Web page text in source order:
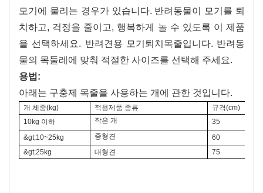
모기에 물리는 경우가 있습니다. 반려동물이 모기를 퇴
치하고, 걱정을 줄이고, 행복하게 놀 수 있도록 이 제품
을 선택하세요. 반려견용 모기퇴치목줄입니다. 반려동
물의 목둘레에 맞춰 적절한 사이즈를 선택해 주세요.
용법:
아래는 구충제 목줄을 사용하는 개에 관한 것입니다.
개 체중(kg) 적용제품 종류
규격(cm)
10kg 이하
작은 개
35
&gt;10~25kg
중형견
60
&gt;25kg
대형견 75